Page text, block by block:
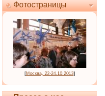
Фотостраницы
[Москва, 22-24.10.2013]